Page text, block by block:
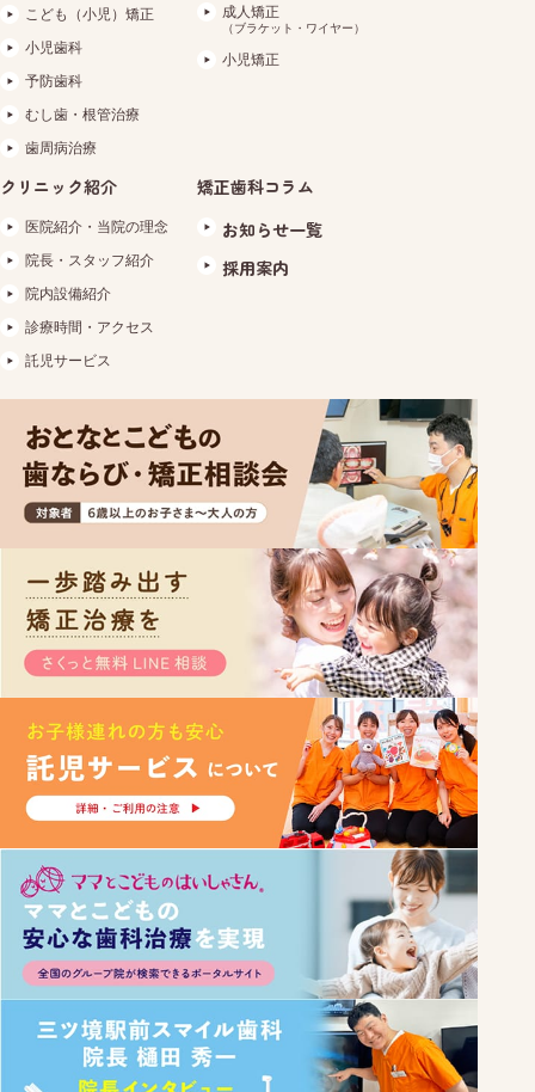
こども（小児）矯正
小児歯科
予防歯科
むし歯・根管治療
歯周病治療
成人矯正
（ブラケット・ワイヤー）
小児矯正
クリニック紹介
医院紹介・当院の理念
院長・スタッフ紹介
院内設備紹介
診療時間・アクセス
託児サービス
矯正歯科コラム
お知らせ一覧
採用案内